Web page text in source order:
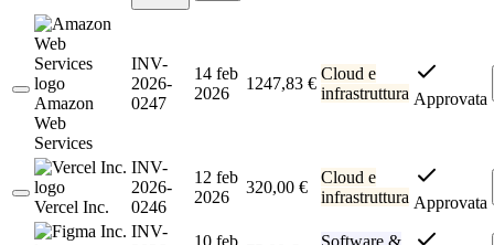
Amazon
Web
Services
INV-
2026-
0247
14 feb
2026
1247,83 €
Cloud e
infrastruttura Approvata
Vercel Inc.
INV-
2026-
0246
12 feb
2026
320,00 €
Cloud e
infrastruttura Approvata
INV-
10 feb
Software &